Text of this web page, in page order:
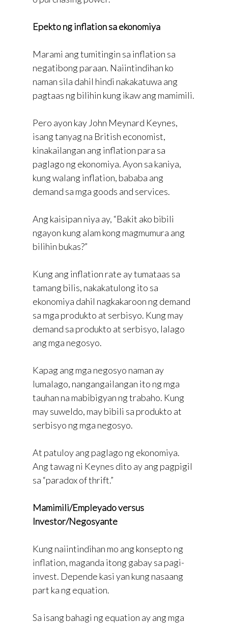
Epekto ng inflation sa ekonomiya
Marami ang tumitingin sa inflation sa
negatibong paraan. Naiintindihan ko
naman sila dahil hindi nakakatuwa ang
pagtaas ng bilihin kung ikaw ang mamimili.
Pero ayon kay John Meynard Keynes,
isang tanyag na British economist,
kinakailangan ang inflation para sa
paglago ng ekonomiya. Ayon sa kaniya,
kung walang inflation, bababa ang
demand sa mga goods and services.
Ang kaisipan niya ay, “Bakit ako bibili
ngayon kung alam kong magmumura ang
bilihin bukas?”
Kung ang inflation rate ay tumataas sa
tamang bilis, nakakatulong ito sa
ekonomiya dahil nagkakaroon ng demand
sa mga produkto at serbisyo. Kung may
demand sa produkto at serbisyo, lalago
ang mga negosyo.
Kapag ang mga negosyo naman ay
lumalago, nangangailangan ito ng mga
tauhan na mabibigyan ng trabaho. Kung
may suweldo, may bibili sa produkto at
serbisyo ng mga negosyo.
At patuloy ang paglago ng ekonomiya.
Ang tawag ni Keynes dito ay ang pagpigil
sa “paradox of thrift.”
Mamimili/Empleyado versus
Investor/Negosyante
Kung naiintindihan mo ang konsepto ng
inflation, maganda itong gabay sa pagi-
invest. Depende kasi yan kung nasaang
part ka ng equation.
Sa isang bahagi ng equation ay ang mga